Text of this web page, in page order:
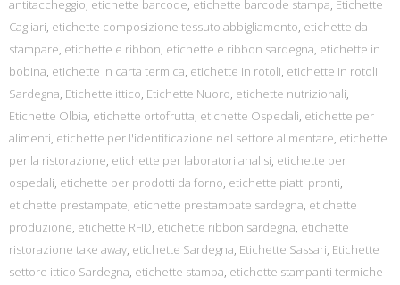
antitaccheggio, etichette barcode, etichette barcode stampa, Etichette
Cagliari, etichette composizione tessuto abbigliamento, etichette da
stampare, etichette e ribbon, etichette e ribbon sardegna, etichette in
bobina, etichette in carta termica, etichette in rotoli, etichette in rotoli
Sardegna, Etichette ittico, Etichette Nuoro, etichette nutrizionali,
Etichette Olbia, etichette ortofrutta, etichette Ospedali, etichette per
alimenti, etichette per l'identificazione nel settore alimentare, etichette
per la ristorazione, etichette per laboratori analisi, etichette per
ospedali, etichette per prodotti da forno, etichette piatti pronti,
etichette prestampate, etichette prestampate sardegna, etichette
produzione, etichette RFID, etichette ribbon sardegna, etichette
ristorazione take away, etichette Sardegna, Etichette Sassari, Etichette
settore ittico Sardegna, etichette stampa, etichette stampanti termiche